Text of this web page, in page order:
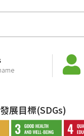
展目標(SDGs)